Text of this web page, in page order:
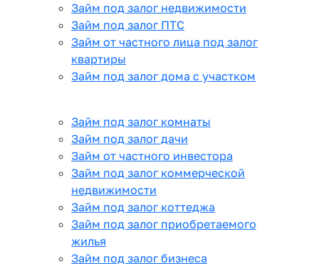
Займ под залог недвижимости
Займ под залог ПТС
Займ от частного лица под залог
квартиры
Займ под залог дома с участком
Займ под залог комнаты
Займ под залог дачи
Займ от частного инвестора
Займ под залог коммерческой
недвижимости
Займ под залог коттеджа
Займ под залог приобретаемого
жилья
Займ под залог бизнеса